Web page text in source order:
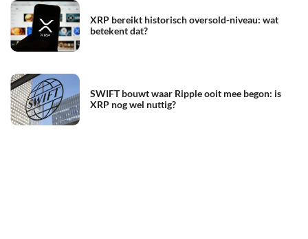
XRP bereikt historisch oversold-niveau: wat
betekent dat?
SWIFT bouwt waar Ripple ooit mee begon: is
XRP nog wel nuttig?